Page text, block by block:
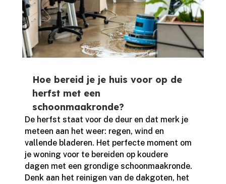
Hoe bereid je je huis voor op de
herfst met een
schoonmaakronde?
De herfst staat voor de deur en dat merk je
meteen aan het weer: regen, wind en
vallende bladeren.​ Het perfecte moment om
je woning voor te bereiden op koudere
dagen met een grondige schoonmaakronde.​
Denk aan het reinigen van de dakgoten, het